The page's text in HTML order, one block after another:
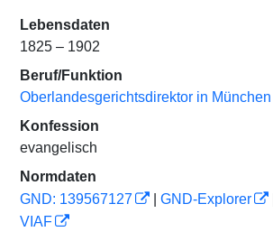
Lebensdaten
1825 – 1902
Beruf/Funktion
Oberlandesgerichtsdirektor in München
Konfession
evangelisch
Normdaten
GND: 139567127
GND-Explorer
VIAF